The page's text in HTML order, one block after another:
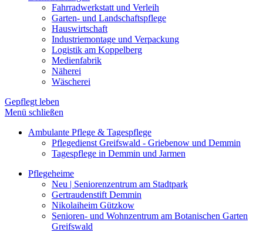
Fahrradwerkstatt und Verleih
Garten- und Landschaftspflege
Hauswirtschaft
Industriemontage und Verpackung
Logistik am Koppelberg
Medienfabrik
Näherei
Wäscherei
Gepflegt leben
Menü schließen
Ambulante Pflege & Tagespflege
Pflegedienst Greifswald - Griebenow und Demmin
Tagespflege in Demmin und Jarmen
Pflegeheime
Neu | Seniorenzentrum am Stadtpark
Gertraudenstift Demmin
Nikolaiheim Gützkow
Senioren- und Wohnzentrum am Botanischen Garten
Greifswald